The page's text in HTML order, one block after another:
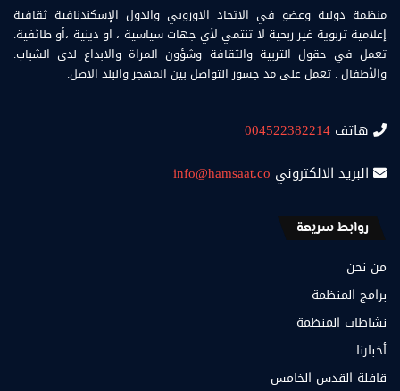
منظمة دولية وعضو في الاتحاد الاوروبي والدول الإسكندنافية ثقافية
إعلامية تربوية غير ربحية لا تنتمي لأي جهات سياسية ، او دينية ،أو طائفية.
تعمل في حقول التربية والثقافة وشؤون المراة والابداع لدى الشباب.
والأطفال . تعمل على مد جسور التواصل بين المهجر والبلد الاصل.
هاتف 004522382214
البريد الالكتروني info@hamsaat.co
روابط سريعة
من نحن
برامج المنظمة
نشاطات المنظمة
أخبارنا
قافلة القدس الخامس